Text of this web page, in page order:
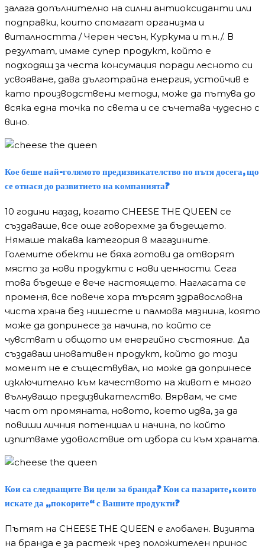
залага допълнително на силни антиоксиданти или
подправки, които спомагат организма и
виталността / Черен чесън, Куркума и т.н./. В
резултат, имаме супер продукт, който е
подходящ за честа консумация поради лесното си
усвояване, дава дълготрайна енергия, устойчив е
като производствени методи, може да пътува до
всяка една точка по света и се съчетава чудесно с
вино.
Кое беше най-голямото предизвикателство по пътя досега, що
се отнася до развитието на компанията?
10 години назад, когато CHEESE THE QUEEN се
създаваше, все още говорехме за бъдещето.
Нямаше такава категория в магазините.
Големите обекти не бяха готови да отворят
място за нови продукти с нови ценности. Сега
това бъдеще е вече настоящето. Нагласата се
променя, все повече хора търсят здравословна
чиста храна без нишесте и палмова мазнина, която
може да допринесе за начина, по който се
чувстват и общото им енергийно състояние. Да
създаваш иновативен продукт, който до този
момент не е съществувал, но може да допринесе
изключително към качеството на живот е много
вълнуващо предизвикателство. Вярвам, че сме
част от промяната, новото, което идва, за да
повиши личния потенциал и начина, по който
изпитваме удоволствие от избора си към храната.
Кои са следващите Ви цели за бранда? Кои са пазарите, които
искате да „покорите“ с Вашите продукти?
Пътят на CHEESE THE QUEEN е глобален. Визията
на бранда е за растеж чрез положителен принос